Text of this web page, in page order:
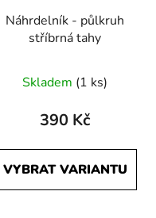
Náhrdelník - půlkruh
stříbrná tahy
Skladem (1 ks)
390 Kč
VYBRAT VARIANTU